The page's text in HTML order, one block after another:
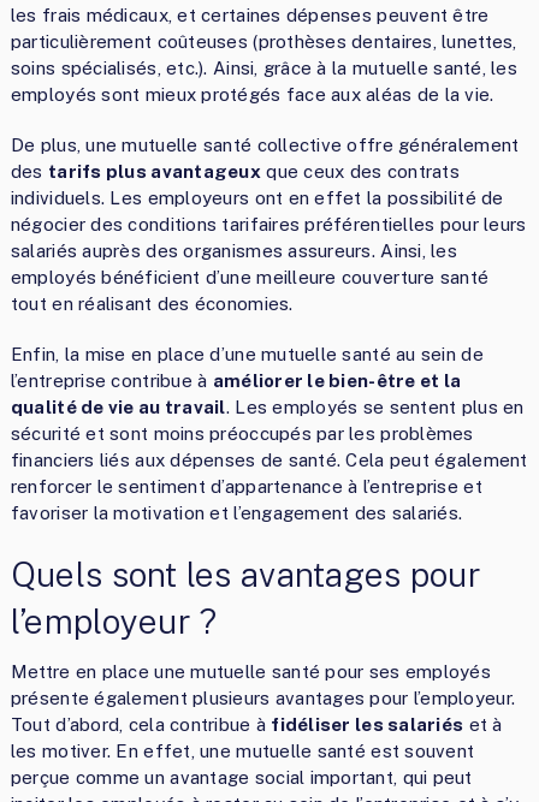
les frais médicaux, et certaines dépenses peuvent être
particulièrement coûteuses (prothèses dentaires, lunettes,
soins spécialisés, etc.). Ainsi, grâce à la mutuelle santé, les
employés sont mieux protégés face aux aléas de la vie.
De plus, une mutuelle santé collective offre généralement
des tarifs plus avantageux que ceux des contrats
individuels. Les employeurs ont en effet la possibilité de
négocier des conditions tarifaires préférentielles pour leurs
salariés auprès des organismes assureurs. Ainsi, les
employés bénéficient d’une meilleure couverture santé
tout en réalisant des économies.
Enfin, la mise en place d’une mutuelle santé au sein de
l’entreprise contribue à améliorer le bien-être et la
qualité de vie au travail. Les employés se sentent plus en
sécurité et sont moins préoccupés par les problèmes
financiers liés aux dépenses de santé. Cela peut également
renforcer le sentiment d’appartenance à l’entreprise et
favoriser la motivation et l’engagement des salariés.
Quels sont les avantages pour
l’employeur ?
Mettre en place une mutuelle santé pour ses employés
présente également plusieurs avantages pour l’employeur.
Tout d’abord, cela contribue à fidéliser les salariés et à
les motiver. En effet, une mutuelle santé est souvent
perçue comme un avantage social important, qui peut